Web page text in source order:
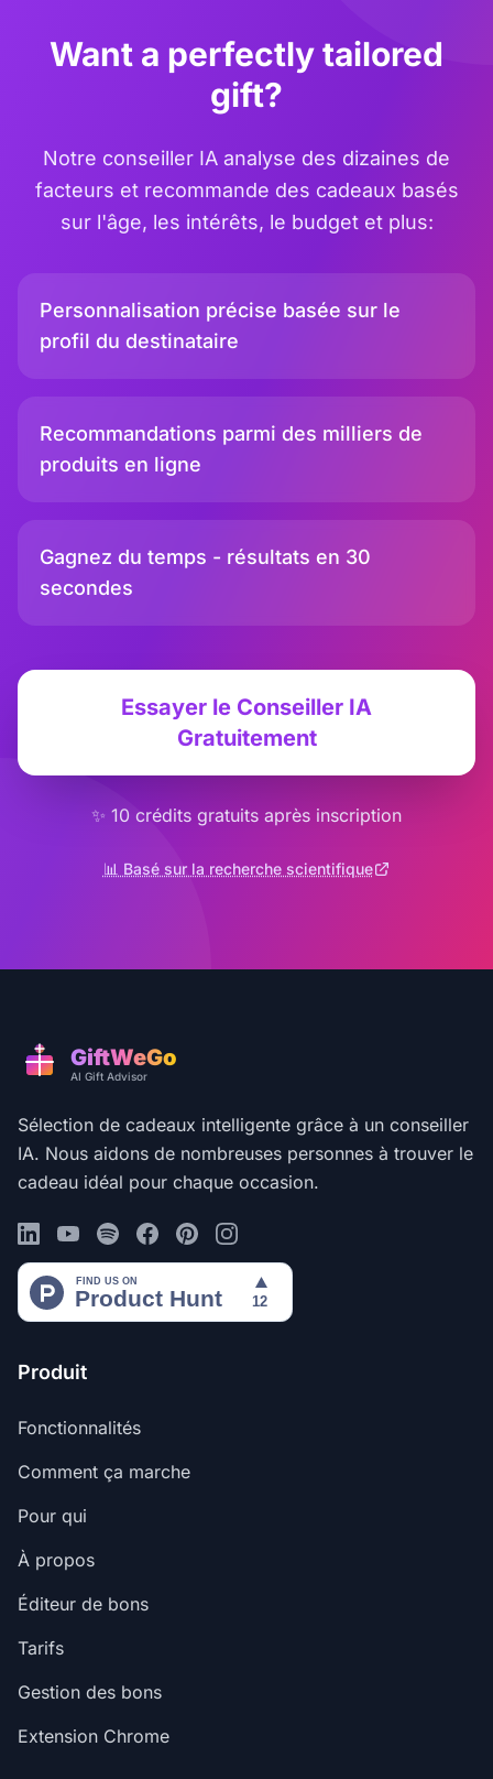
Want a perfectly tailored
gift?
Notre conseiller IA analyse des dizaines de
facteurs et recommande des cadeaux basés
sur l'âge, les intérêts, le budget et plus:
Personnalisation précise basée sur le
profil du destinataire
Recommandations parmi des milliers de
produits en ligne
Gagnez du temps - résultats en 30
secondes
Essayer le Conseiller IA
Gratuitement
✨ 10 crédits gratuits après inscription
📊 Basé sur la recherche scientifique
GiftWeGo
AI Gift Advisor
Sélection de cadeaux intelligente grâce à un conseiller
IA. Nous aidons de nombreuses personnes à trouver le
cadeau idéal pour chaque occasion.
Produit
Fonctionnalités
Comment ça marche
Pour qui
À propos
Éditeur de bons
Tarifs
Gestion des bons
Extension Chrome